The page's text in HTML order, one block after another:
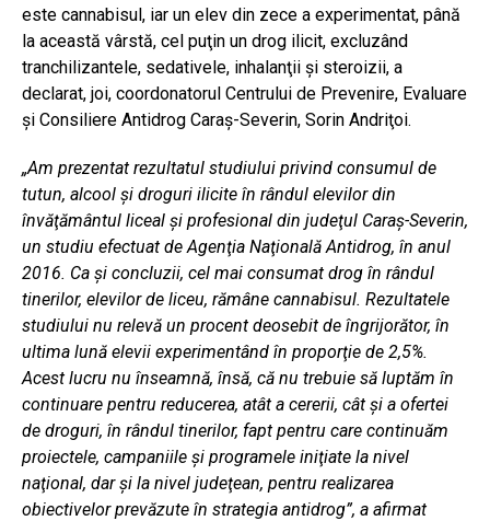
este cannabisul, iar un elev din zece a experimentat, până
la această vârstă, cel puţin un drog ilicit, excluzând
tranchilizantele, sedativele, inhalanţii şi steroizii, a
declarat, joi, coordonatorul Centrului de Prevenire, Evaluare
şi Consiliere Antidrog Caraş-Severin, Sorin Andriţoi.
„Am prezentat rezultatul studiului privind consumul de
tutun, alcool şi droguri ilicite în rândul elevilor din
învăţământul liceal şi profesional din judeţul Caraş-Severin,
un studiu efectuat de Agenţia Naţională Antidrog, în anul
2016. Ca şi concluzii, cel mai consumat drog în rândul
tinerilor, elevilor de liceu, rămâne cannabisul. Rezultatele
studiului nu relevă un procent deosebit de îngrijorător, în
ultima lună elevii experimentând în proporţie de 2,5%.
Acest lucru nu înseamnă, însă, că nu trebuie să luptăm în
continuare pentru reducerea, atât a cererii, cât şi a ofertei
de droguri, în rândul tinerilor, fapt pentru care continuăm
proiectele, campaniile şi programele iniţiate la nivel
naţional, dar şi la nivel judeţean, pentru realizarea
obiectivelor prevăzute în strategia antidrog”, a afirmat